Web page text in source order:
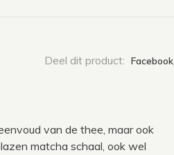
Deel dit product: Facebook
van de thee, maar ook
matcha schaal, ook wel